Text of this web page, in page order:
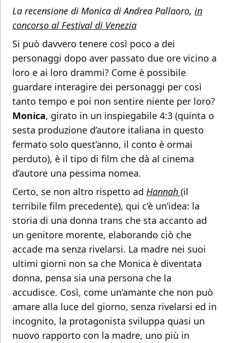
La recensione di Monica di Andrea Pallaoro, in
concorso al Festival di Venezia
Si può davvero tenere così poco a dei
personaggi dopo aver passato due ore vicino a
loro e ai loro drammi? Come è possibile
guardare interagire dei personaggi per così
tanto tempo e poi non sentire niente per loro?
Monica, girato in un inspiegabile 4:3 (quinta o
sesta produzione d’autore italiana in questo
fermato solo quest’anno, il conto è ormai
perduto), è il tipo di film che dà al cinema
d’autore una pessima nomea.
Certo, se non altro rispetto ad Hannah (il
terribile film precedente), qui c’è un’idea: la
storia di una donna trans che sta accanto ad
un genitore morente, elaborando ciò che
accade ma senza rivelarsi. La madre nei suoi
ultimi giorni non sa che Monica è diventata
donna, pensa sia una persona che la
accudisce. Così, come un’amante che non può
amare alla luce del giorno, senza rivelarsi ed in
incognito, la protagonista sviluppa quasi un
nuovo rapporto con la madre, uno più in